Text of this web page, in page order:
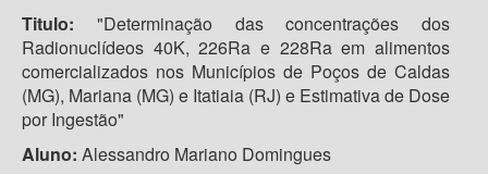
Titulo: "Determinação das concentrações dos
Radionuclídeos 40K, 226Ra e 228Ra em alimentos
comercializados nos Municípios de Poços de Caldas
(MG), Mariana (MG) e Itatiaia (RJ) e Estimativa de Dose
por Ingestão"
Aluno: Alessandro Mariano Domingues